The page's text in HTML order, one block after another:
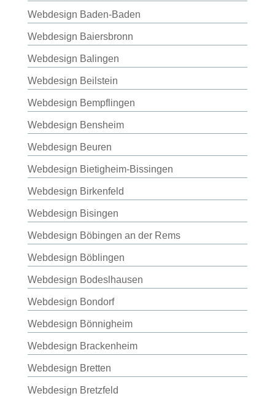
Webdesign Baden-Baden
Webdesign Baiersbronn
Webdesign Balingen
Webdesign Beilstein
Webdesign Bempflingen
Webdesign Bensheim
Webdesign Beuren
Webdesign Bietigheim-Bissingen
Webdesign Birkenfeld
Webdesign Bisingen
Webdesign Böbingen an der Rems
Webdesign Böblingen
Webdesign Bodeslhausen
Webdesign Bondorf
Webdesign Bönnigheim
Webdesign Brackenheim
Webdesign Bretten
Webdesign Bretzfeld